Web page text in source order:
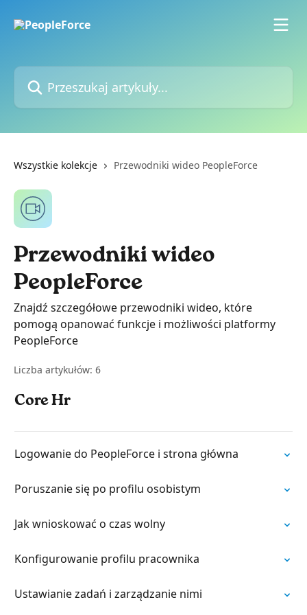
Przeszukaj artykuły...
Wszystkie kolekcje Przewodniki wideo PeopleForce
Przewodniki wideo
PeopleForce
Znajdź szczegółowe przewodniki wideo, które
pomogą opanować funkcje i możliwości platformy
PeopleForce
Liczba artykułów: 6
Core Hr
Logowanie do PeopleForce i strona główna
Poruszanie się po profilu osobistym
Jak wnioskować o czas wolny
Konfigurowanie profilu pracownika
Ustawianie zadań i zarządzanie nimi